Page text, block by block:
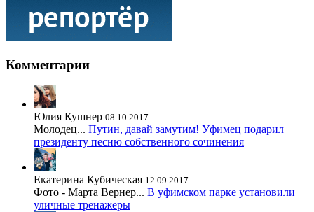
Комментарии
Юлия Кушнер 08.10.2017
Молодец... Путин, давай замутим! Уфимец подарил
президенту песню собственного сочинения
Екатерина Кубическая 12.09.2017
Фото - Марта Вернер... В уфимском парке установили
уличные тренажеры